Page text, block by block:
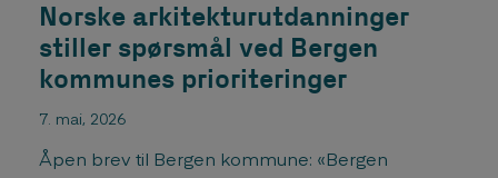
Norske arkitekturutdanninger
stiller spørsmål ved Bergen
kommunes prioriteringer
7. mai, 2026
Åpen brev til Bergen kommune: «Bergen